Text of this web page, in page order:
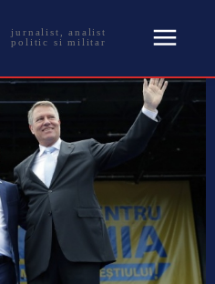
jurnalist, analist
politic si militar